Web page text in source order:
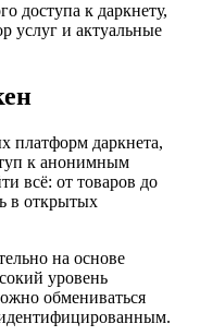
доступа к даркнету,
услуг и актуальные
платформ даркнета,
к анонимным
всё: от товаров до
в открытых
на основе
уровень
обмениваться